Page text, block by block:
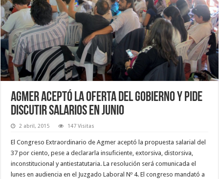
Agmer aceptó la oferta del Gobierno y pide
discutir salarios en junio
2 abril, 2015 147 Visitas
El Congreso Extraordinario de Agmer aceptó la propuesta salarial del
37 por ciento, pese a declararla insuficiente, extorsiva, distorsiva,
inconstitucional y antiestatutaria. La resolución será comunicada el
lunes en audiencia en el Juzgado Laboral Nº 4. El congreso mandató a